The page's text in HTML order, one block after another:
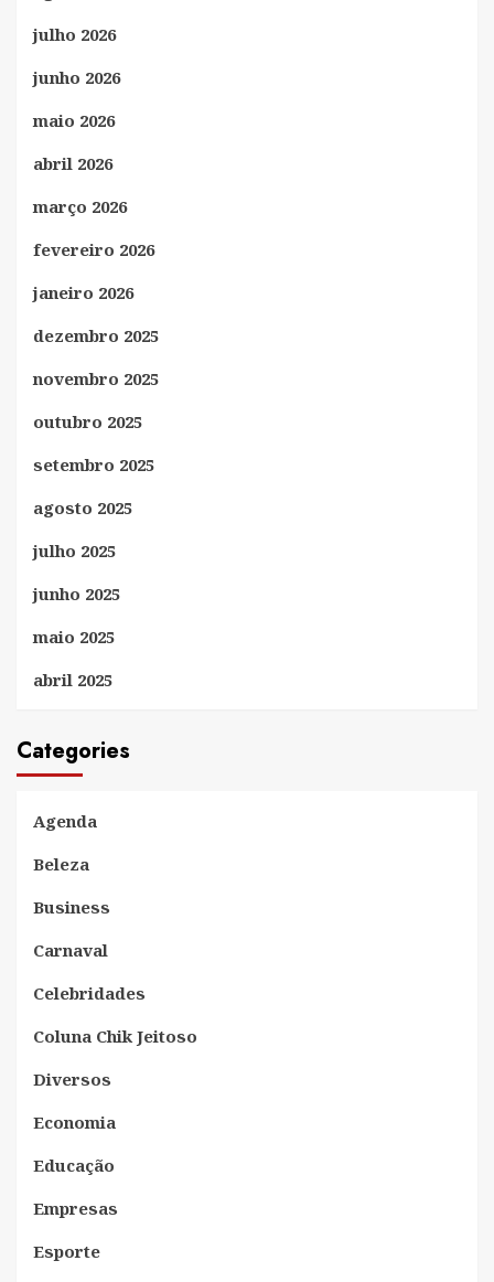
julho 2026
junho 2026
maio 2026
abril 2026
março 2026
fevereiro 2026
janeiro 2026
dezembro 2025
novembro 2025
outubro 2025
setembro 2025
agosto 2025
julho 2025
junho 2025
maio 2025
abril 2025
Categories
Agenda
Beleza
Business
Carnaval
Celebridades
Coluna Chik Jeitoso
Diversos
Economia
Educação
Empresas
Esporte